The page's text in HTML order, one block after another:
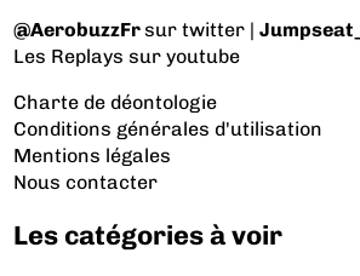
@AerobuzzFrsur twitter |
Les Replays sur youtube
Charte de déontologie
Conditions générales d'utilisation
Mentions légales
Nous contacter
Les catégories à voir